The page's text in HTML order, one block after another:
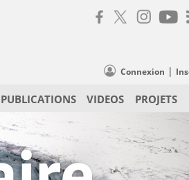
Connexion |
PUBLICATIONS VIDEOS PROJETS